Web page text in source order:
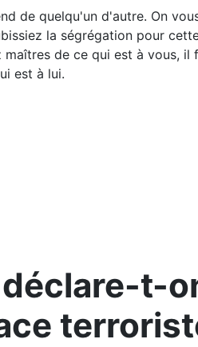
de quelqu'un d'autre. On
la ségrégation pour
de ce qui est à vous,
est à lui.
t-